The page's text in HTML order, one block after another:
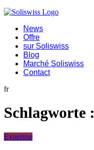
News
Offre
sur Soliswiss
Blog
Marché Soliswiss
Contact
fr
Schlagworte :
Expertise